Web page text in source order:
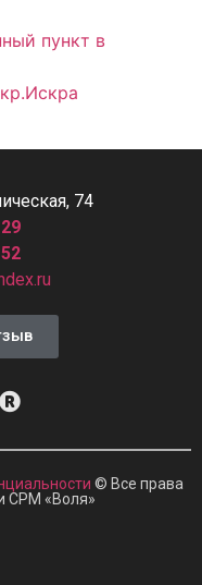
пункт в
74
© Все права
СРМ «Воля»